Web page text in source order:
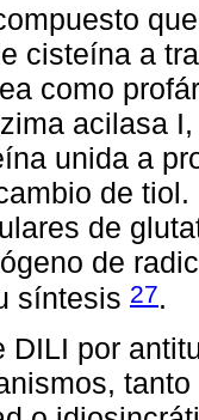
cisteína a
como
acilasa
unida a
de
de
de
síntesis 27.
DILI por